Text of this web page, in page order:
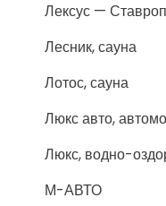
Лексус —
Лесник, сауна
Лотос, сауна
Люкс авто,
Люкс, водно-
М-АВТО